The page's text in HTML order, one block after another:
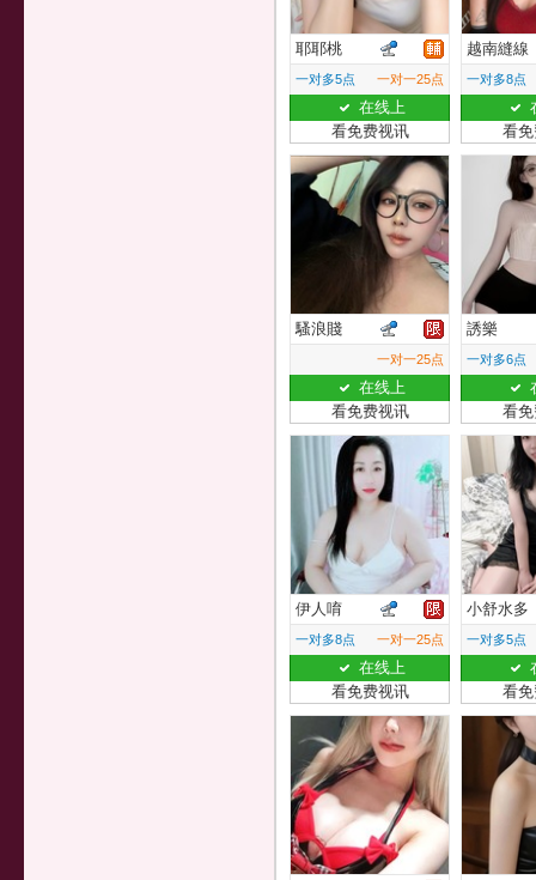
耶耶桃
一对多5点 一对一25点
在线上
看免费视讯
越南縫線
一对多8点
看
騷浪賤
一对一25点
在线上
看免费视讯
誘樂
一对多6点
看
伊人唷
一对多8点 一对一25点
在线上
看免费视讯
小舒水多
一对多5点
看